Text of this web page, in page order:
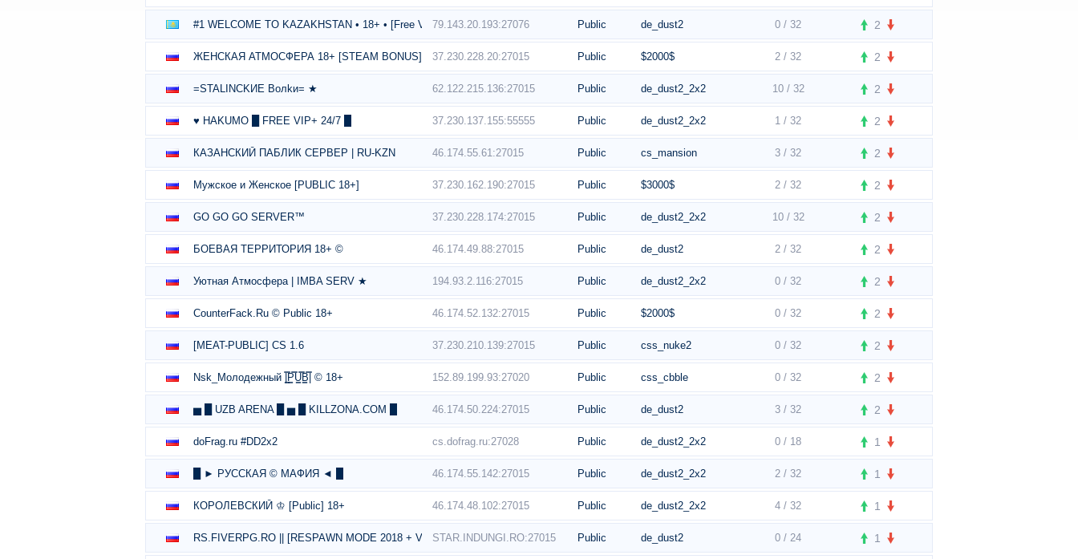
#1 WELCOME TO KAZAKHSTAN • 18+ • [Free VIP]79.143.20.193:27076 Public de_dust2 0 / 32 2
ЖЕНСКАЯ АТМОСФЕРА 18+ [STEAM BONUS] 37.230.228.20:27015 Public $2000$ 2 / 32 2
=STALINCKИE Boлkи= ★ 62.122.215.136:27015 Public de_dust2_2x2 10 / 32 2
♥ HAKUMO █ FREE VIP+ 24/7 █ 37.230.137.155:55555 Public de_dust2_2x2 1 / 32 2
КАЗАНСКИЙ ПАБЛИК СЕРВЕР | RU-KZN 46.174.55.61:27015 Public cs_mansion 3 / 32 2
Мужское и Женское [PUBLIC 18+] 37.230.162.190:27015 Public $3000$ 2 / 32 2
GO GO GO SERVER™ 37.230.228.174:27015 Public de_dust2_2x2 10 / 32 2
БОЕВАЯ ТЕРРИТОРИЯ 18+ © 46.174.49.88:27015 Public de_dust2 2 / 32 2
Уютная Атмосфера | IMBA SERV ★ 194.93.2.116:27015 Public de_dust2_2x2 0 / 32 2
CounterFack.Ru © Public 18+ 46.174.52.132:27015 Public $2000$ 0 / 32 2
[MEAT-PUBLIC] CS 1.6 37.230.210.139:27015 Public css_nuke2 0 / 32 2
Nsk_Молодежный |͇̿P͇̿U͇̿B͇̿| © 18+ 152.89.199.93:27020 Public css_cbble 0 / 32 2
▅ █ UZB ARENA █ ▅ █ KILLZONA.COM █ 46.174.50.224:27015 Public de_dust2 3 / 32 2
doFrag.ru #DD2x2 cs.dofrag.ru:27028 Public de_dust2_2x2 0 / 18 1
█ ► РУССКАЯ © МАФИЯ ◄ █ 46.174.55.142:27015 Public de_dust2_2x2 2 / 32 1
КОРОЛЕВСКИЙ ♔ [Public] 18+ 46.174.48.102:27015 Public de_dust2_2x2 4 / 32 1
RS.FIVERPG.RO || [RESPAWN MODE 2018 + VIP ULTIMATE]STAR.INDUNGI.RO:27015 Public de_dust2 0 / 24 1